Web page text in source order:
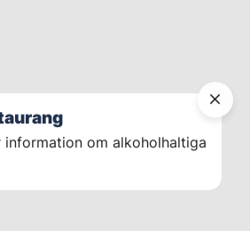
information om alkoholhaltiga